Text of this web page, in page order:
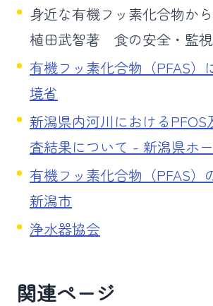
身近な有機フッ素化合物か
植田武智著 食の安全・監
有機フッ素化合物（PFAS）
境省
新潟県内河川におけるPFOS
査結果について - 新潟県ホ
有機フッ素化合物（PFAS
新潟市
浄水器協会
関連ページ